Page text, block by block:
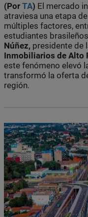
(Por TA) El mercado
atraviesa una etapa
múltiples factores,
estudiantes
Núñez, presidente de
Inmobiliarios de Alto
este fenómeno elevó
transformó la oferta
región.